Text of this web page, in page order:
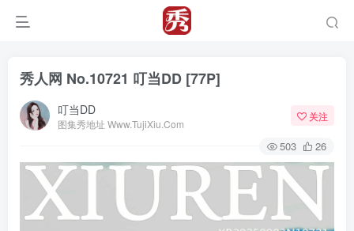
秀人网 No.10721 叮当DD [77P]
叮当DD
图集秀地址 Www.TujiXiu.Com
关注
503 26